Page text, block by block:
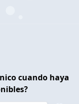
cuando haya